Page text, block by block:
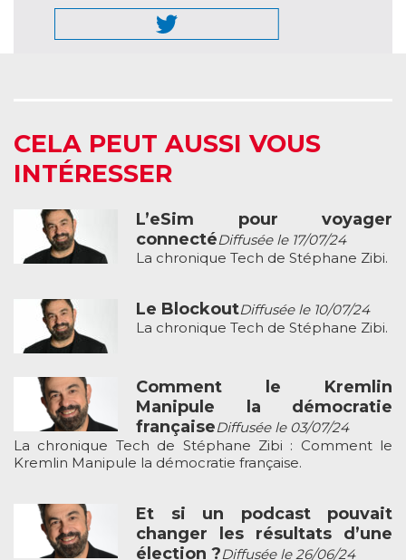
CELA PEUT AUSSI VOUS
INTÉRESSER
L’eSim pour voyager
connectéDiffusée le 17/07/24
La chronique Tech de Stéphane Zibi.
Le BlockoutDiffusée le 10/07/24
La chronique Tech de Stéphane Zibi.
Comment le Kremlin
Manipule la démocratie
françaiseDiffusée le 03/07/24
La chronique Tech de Stéphane Zibi : Comment le
Kremlin Manipule la démocratie française.
Et si un podcast pouvait
changer les résultats d’une
élection ?Diffusée le 26/06/24